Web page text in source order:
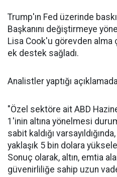
Trump'ın Fed üzerinde
Başkanını değiştirmeye
Lisa Cook'u görevden alma
ek destek sağladı.
Analistler yaptığı
"Özel sektöre ait ABD
1'inin altına yönelmesi
sabit kaldığı
yaklaşık 5 bin dolara
Sonuç olarak, altın, emtia
güvenirliliğe sahip uzun